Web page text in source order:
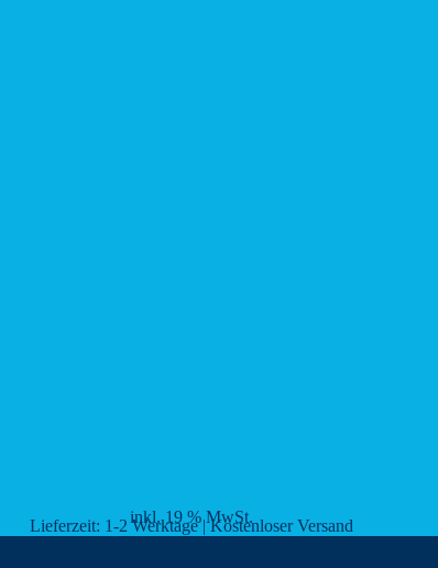
inkl. 19 % MwSt.
Lieferzeit: 1-2 Werktage | Kostenloser Versand